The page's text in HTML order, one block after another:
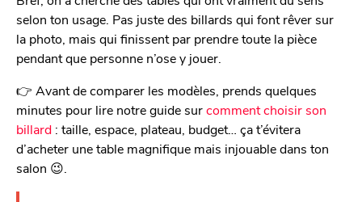
selon ton usage. Pas juste des billards qui font rêver sur
la photo, mais qui finissent par prendre toute la pièce
pendant que personne n’ose y jouer.
👉 Avant de comparer les modèles, prends quelques
minutes pour lire notre guide surcomment choisir son
billard : taille, espace, plateau, budget… ça t’évitera
d’acheter une table magnifique mais injouable dans ton
salon 😉.